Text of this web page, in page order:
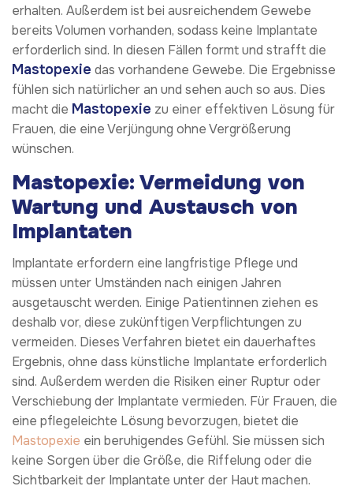
erhalten. Außerdem ist bei ausreichendem Gewebe
bereits Volumen vorhanden, sodass keine Implantate
erforderlich sind. In diesen Fällen formt und strafft die
Mastopexie das vorhandene Gewebe. Die Ergebnisse
fühlen sich natürlicher an und sehen auch so aus. Dies
macht die Mastopexie zu einer effektiven Lösung für
Frauen, die eine Verjüngung ohne Vergrößerung
wünschen.
Mastopexie: Vermeidung von
Wartung und Austausch von
Implantaten
Implantate erfordern eine langfristige Pflege und
müssen unter Umständen nach einigen Jahren
ausgetauscht werden. Einige Patientinnen ziehen es
deshalb vor, diese zukünftigen Verpflichtungen zu
vermeiden. Dieses Verfahren bietet ein dauerhaftes
Ergebnis, ohne dass künstliche Implantate erforderlich
sind. Außerdem werden die Risiken einer Ruptur oder
Verschiebung der Implantate vermieden. Für Frauen, die
eine pflegeleichte Lösung bevorzugen, bietet die
Mastopexie ein beruhigendes Gefühl. Sie müssen sich
keine Sorgen über die Größe, die Riffelung oder die
Sichtbarkeit der Implantate unter der Haut machen.